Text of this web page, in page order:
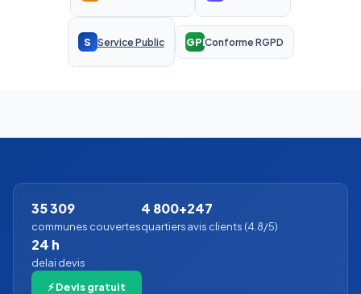
S Service Public RGPDConforme RGPD
35 309
communes couvertes
4 800+
quartiers
247
avis clients (4.8/5)
24 h
delai devis
⚡ Devis gratuit